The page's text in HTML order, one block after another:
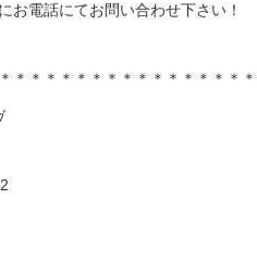
お電話にてお問い合わせ下さい！
＊＊＊＊＊＊＊＊＊＊＊＊＊＊＊＊